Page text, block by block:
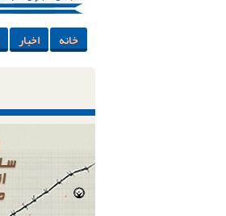
خانه اخبار